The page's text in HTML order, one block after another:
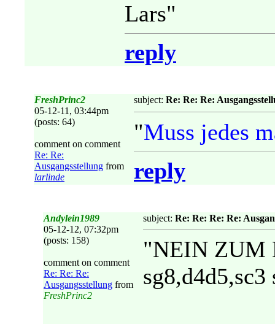
Lars"
reply
FreshPrinc2
05-12-11, 03:44pm
(posts: 64)
comment on comment
Re: Re:
Ausgangsstellung from
larlinde
subject: Re: Re: Re:
"Muss jedes
reply
Andylein1989
05-12-12, 07:32pm
(posts: 158)
comment on comment
Re: Re: Re:
Ausgangsstellung from
FreshPrinc2
subject: Re: Re: Re: Re:
"NEIN ZUM